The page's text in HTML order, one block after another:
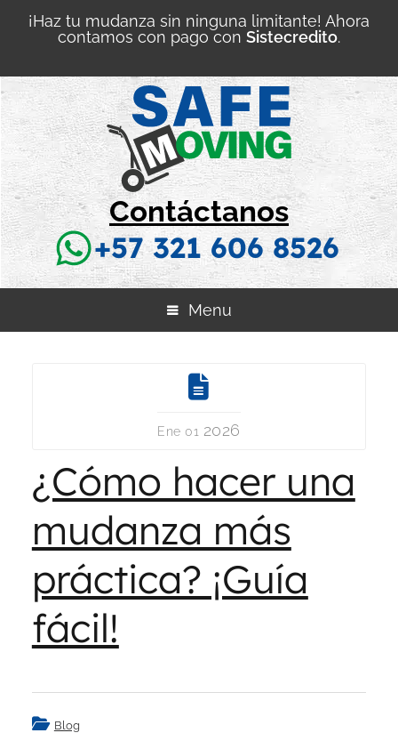
¡Haz tu mudanza sin ninguna limitante! Ahora
contamos con pago con Sistecredito.
Contáctanos
+57 321 606 8526
Menu
Ene 01 2026
¿Cómo hacer una
mudanza más
práctica? ¡Guía
fácil!
Blog